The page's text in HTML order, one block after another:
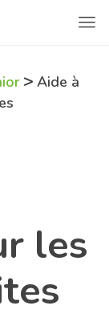
> Aide à
les